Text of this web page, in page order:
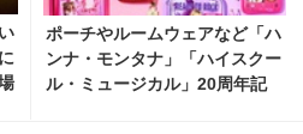
ポーチやルームウェアなど「ハ
ンナ・モンタナ」「ハイスクー
ル・ミュージカル」20周年記